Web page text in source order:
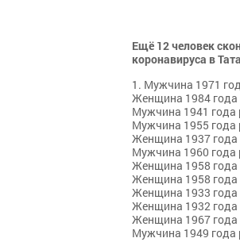
Ещё 12 человек
коронавируса в
1. Мужчина 1971
Женщина 1984 года
Мужчина 1941 года
Мужчина 1955 года
Женщина 1937 года
Мужчина 1960 года
Женщина 1958 года
Женщина 1958 года
Женщина 1933
Женщина 1932
Женщина 1967
Мужчина 1949 года